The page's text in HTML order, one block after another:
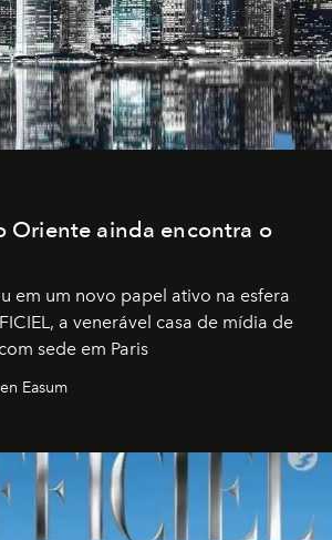
Oriente ainda encontra o
em um novo papel ativo na esfera
a venerável casa de mídia de
sede em Paris
Easum